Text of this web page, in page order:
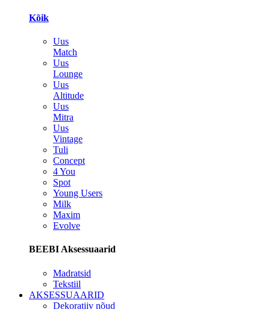
Kõik
Uus
Match
Uus
Lounge
Uus
Altitude
Uus
Mitra
Uus
Vintage
Tuli
Concept
4 You
Spot
Young Users
Milk
Maxim
Evolve
BEEBI Aksessuaarid
Madratsid
Tekstiil
AKSESSUAARID
Dekoratiiv nõud